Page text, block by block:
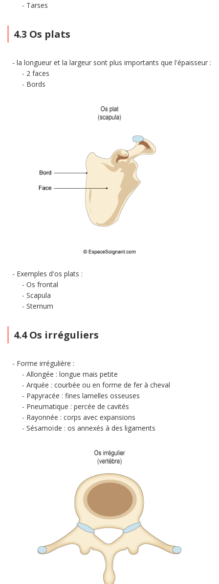
Tarses
4.3 Os plats
la longueur et la largeur sont plus importants que l'épaisseur :
2 faces
Bords
Exemples d'os plats :
Os frontal
Scapula
Sternum
4.4 Os irréguliers
Forme irrégulière :
Allongée : longue mais petite
Arquée : courbée ou en forme de fer à cheval
Papyracée : fines lamelles osseuses
Pneumatique : percée de cavités
Rayonnée : corps avec expansions
Sésamoïde : os annexés à des ligaments